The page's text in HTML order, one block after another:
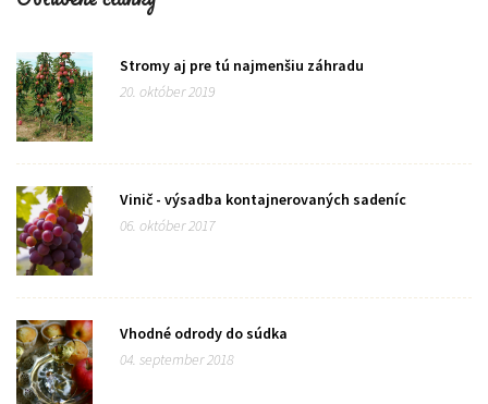
Stromy aj pre tú najmenšiu záhradu
20. október 2019
Vinič - výsadba kontajnerovaných sadeníc
06. október 2017
Vhodné odrody do súdka
04. september 2018